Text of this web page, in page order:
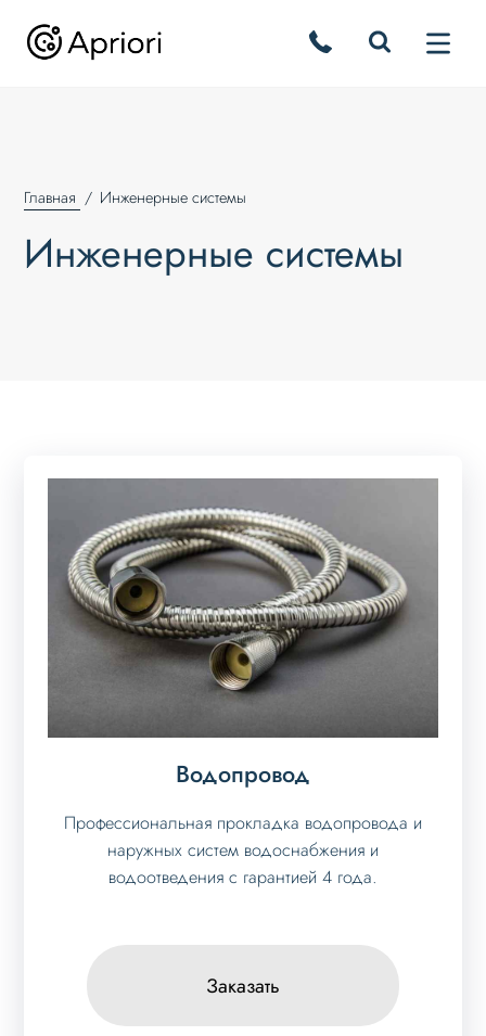
Главная Инженерные системы
Инженерные системы
Водопровод
Профессиональная прокладка водопровода и
наружных систем водоснабжения и
водоотведения с гарантией 4 года.
Заказать